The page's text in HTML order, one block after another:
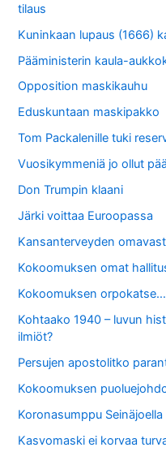
tilaus
Kuninkaan lupaus (1666)
Pääministerin kaula-
Opposition maskikauhu
Eduskuntaan maskipakko
Tom Packalenille tuki
Vuosikymmeniä jo ollut
Don Trumpin klaani
Järki voittaa Euroopassa
Kansanterveyden
Kokoomuksen omat
Kokoomuksen
Kohtaako 1940 – luvun
ilmiöt?
Persujen apostolitko
Kokoomuksen
Koronasumppu Seinäjoella
Kasvomaski ei korvaa